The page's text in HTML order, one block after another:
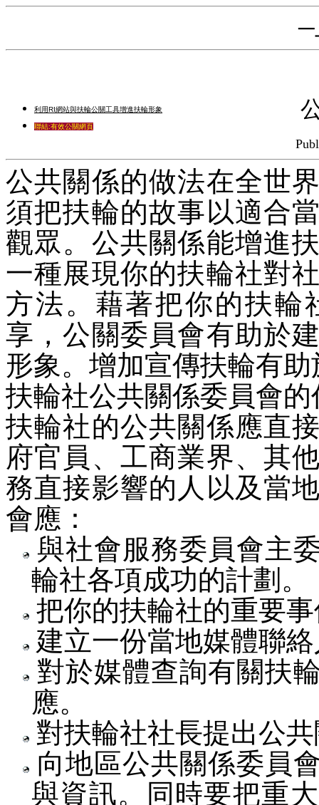
─
利用RI網站與扶輪公關工具增進扶輪形象
聯結:有效公關網頁
公共關係的做法在全世
須把扶輪的故事以適合
觀眾。公共關係能增進
一種展現你的扶輪社對
方法。藉著把你的扶輪
享，公關委員會有助於
形象。增加宣傳扶輪有
扶輪社公共關係委員會的
扶輪社的公共關係應直
府官員、工商業界、其
務直接影響的人以及當
會應：
與社會服務委員會主
輪社各項成功的計劃。
把你的扶輪社的重要
建立一份當地媒體聯
對於媒體查詢有關扶
應。
對扶輪社社長提出公
向地區公共關係委員
與資訊。同時要把重